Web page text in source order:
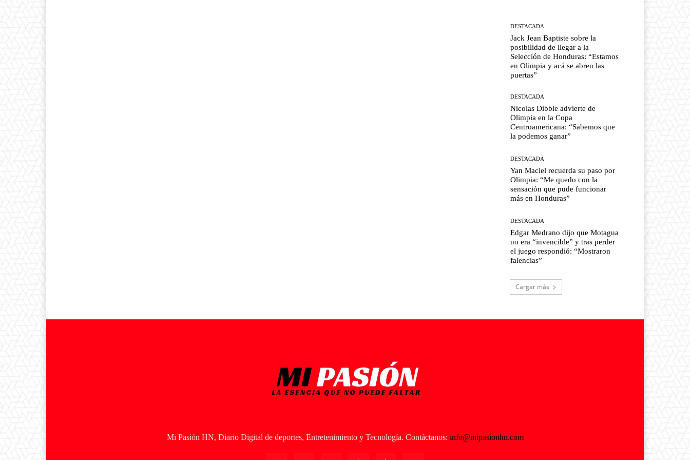
DESTACADA
Jack Jean Baptiste sobre la
posibilidad de llegar a la
Selección de Honduras: “Estamos
en Olimpia y acá se abren las
puertas”
DESTACADA
Nicolas Dibble advierte de
Olimpia en la Copa
Centroamericana: “Sabemos que
la podemos ganar”
DESTACADA
Yan Maciel recuerda su paso por
Olimpia: “Me quedo con la
sensación que pude funcionar
más en Honduras”
DESTACADA
Edgar Medrano dijo que Motagua
no era “invencible” y tras perder
el juego respondió: “Mostraron
falencias”
Cargar más
Mi Pasión HN, Diario Digital de deportes, Entretenimiento y Tecnología. Contáctanos: info@mipasionhn.com